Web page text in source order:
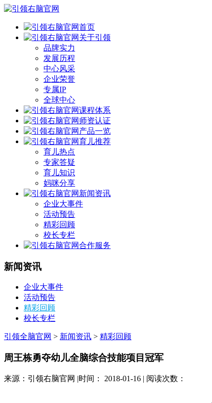
首页
关于引领
品牌实力
发展历程
中心风采
企业荣誉
专属IP
全球中心
课程体系
师资认证
产品一览
育儿推荐
育儿热点
专家答疑
育儿知识
妈咪分享
新闻资讯
企业大事件
活动预告
精彩回顾
校长专栏
合作服务
新闻资讯
企业大事件
活动预告
精彩回顾
校长专栏
引领全脑官网 > 新闻资讯 > 精彩回顾
周王栋勇夺幼儿全脑综合技能项目冠军
来源：引领右脑官网 |时间： 2018-01-16 | 阅读次数：